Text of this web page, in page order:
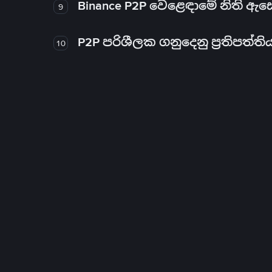
9 Binance P2P වෙළෙඳාමේ නිති
10 P2P පරිශීලක ගනුදෙනු